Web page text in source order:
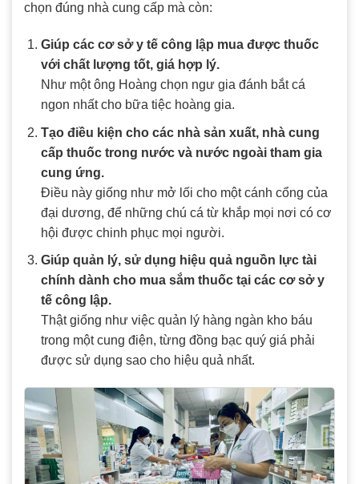
chọn đúng nhà cung cấp mà còn:
Giúp các cơ sở y tế công lập mua được thuốc
với chất lượng tốt, giá hợp lý.
Như một ông Hoàng chọn ngư gia đánh bắt cá
ngon nhất cho bữa tiệc hoàng gia.
Tạo điều kiện cho các nhà sản xuất, nhà cung
cấp thuốc trong nước và nước ngoài tham gia
cung ứng.
Điều này giống như mở lối cho một cánh cổng của
đại dương, để những chú cá từ khắp mọi nơi có cơ
hội được chinh phục mọi người.
Giúp quản lý, sử dụng hiệu quả nguồn lực tài
chính dành cho mua sắm thuốc tại các cơ sở y
tế công lập.
Thật giống như việc quản lý hàng ngàn kho báu
trong một cung điện, từng đồng bạc quý giá phải
được sử dụng sao cho hiệu quả nhất.